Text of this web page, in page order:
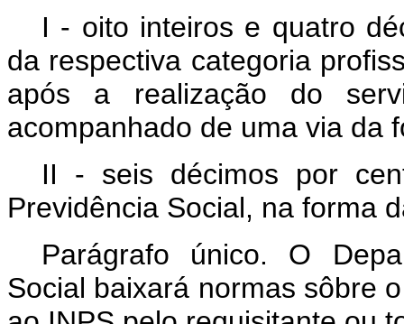
I - oito inteiros e quatro
da respectiva categoria
após a realização do
acompanhado de uma via da
II - seis décimos por
Previdência Social, na forma
Parágrafo único. O
Social baixará normas sôbre